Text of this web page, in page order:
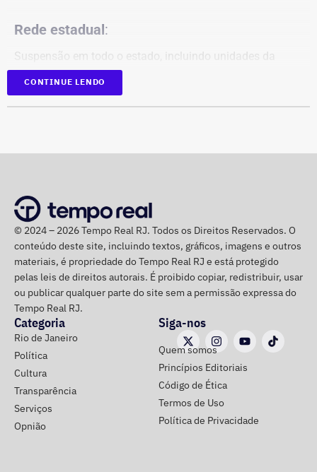
Rede estadual :
Suspensão em todo o estado, incluindo unidades da
Faetec.
Redes municipais:
Niterói
São João de Meriti
Nilópolis
Seropédica
Itaguaí
Mangaratiba
Angra dos Reis
Paraty
Petrópolis
Belford Roxo
Alerta e Prevenção
A capital fluminense entrou em Estágio 2 de mobilização
CONTINUE LENDO
© 2024 – 2026 Tempo Real RJ. Todos os Direitos Reservados. O
conteúdo deste site, incluindo textos, gráficos, imagens e outros
materiais, é propriedade do Tempo Real RJ e está protegido
pelas leis de direitos autorais. É proibido copiar, redistribuir, usar
ou publicar qualquer parte do site sem a permissão expressa do
Tempo Real RJ.
Categoria
Rio de Janeiro
Política
Cultura
Transparência
Serviços
Opnião
Siga-nos
Quem somos
Princípios Editoriais
Código de Ética
Termos de Uso
Política de Privacidade